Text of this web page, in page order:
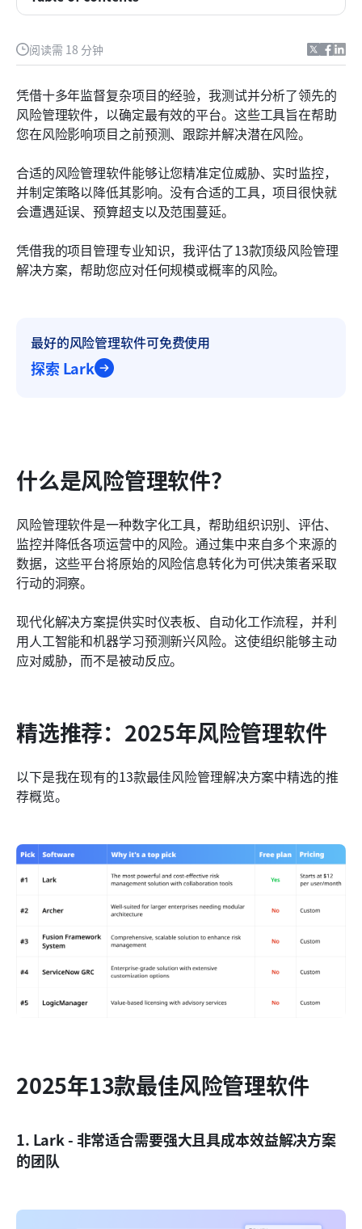
阅读需 18 分钟
凭借十多年监督复杂项目的经验，我测试并分析了领先的
风险管理软件，以确定最有效的平台。这些工具旨在帮助
您在风险影响项目之前预测、跟踪并解决潜在风险。
合适的风险管理软件能够让您精准定位威胁、实时监控，
并制定策略以降低其影响。没有合适的工具，项目很快就
会遭遇延误、预算超支以及范围蔓延。
凭借我的项目管理专业知识，我评估了13款顶级风险管理
解决方案，帮助您应对任何规模或概率的风险。
最好的风险管理软件可免费使用
探索 Lark
什么是风险管理软件？
风险管理软件是一种数字化工具，帮助组织识别、评估、
监控并降低各项运营中的风险。通过集中来自多个来源的
数据，这些平台将原始的风险信息转化为可供决策者采取
行动的洞察。
现代化解决方案提供实时仪表板、自动化工作流程，并利
用人工智能和机器学习预测新兴风险。这使组织能够主动
应对威胁，而不是被动反应。
精选推荐：2025年风险管理软件
以下是我在现有的13款最佳风险管理解决方案中精选的推
荐概览。
2025年13款最佳风险管理软件
1. Lark - 非常适合需要强大且具成本效益解决方案
的团队
什么是风险管理软件？
2025年13款最佳风险管理软件
风险管理软件的价格是多少？
风险管理软件的关键功能
使用风险管理软件的好处
衡量风险管理软件的成功
结论
常见问题